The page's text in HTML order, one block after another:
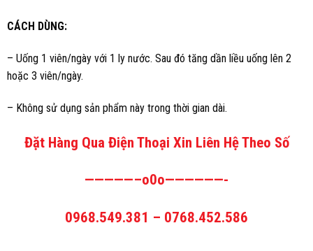
CÁCH DÙNG:
– Uống 1 viên/ngày với 1 ly nước. Sau đó tăng dần liều uống lên 2
hoặc 3 viên/ngày.
– Không sử dụng sản phẩm này trong thời gian dài.
Đặt Hàng Qua Điện Thoại Xin Liên Hệ Theo Số
—————–o0o——————-
0968.549.381 – 0768.452.586